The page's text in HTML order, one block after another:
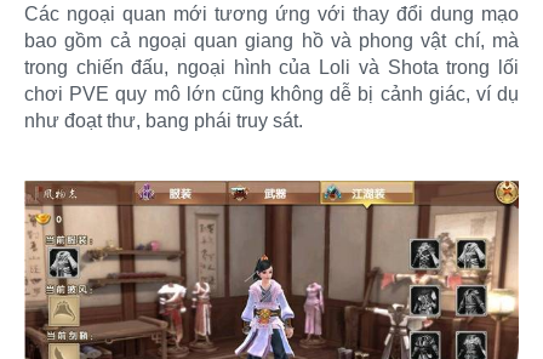
Các ngoại quan mới tương ứng với thay đổi dung mạo
bao gồm cả ngoại quan giang hồ và phong vật chí, mà
trong chiến đấu, ngoại hình của Loli và Shota trong lối
chơi PVE quy mô lớn cũng không dễ bị cảnh giác, ví dụ
như đoạt thư, bang phái truy sát.